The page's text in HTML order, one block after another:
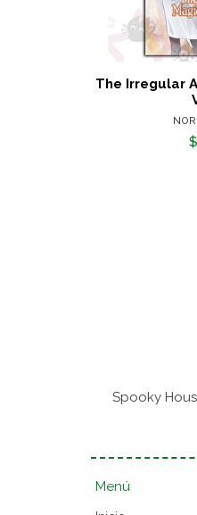
The Irregular
Spooky
Menú